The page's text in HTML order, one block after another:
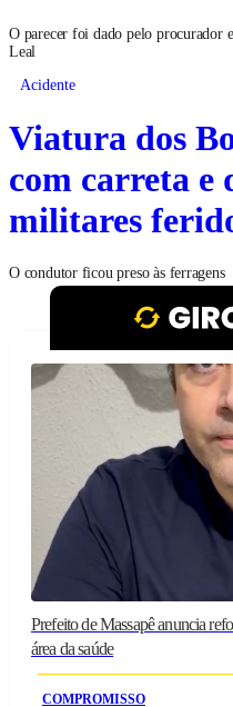
O parecer foi dado pelo procurador
Leal
Acidente
Viatura dos
com carreta e
militares
O condutor ficou preso às ferragens
Prefeito de Massapê anuncia
área da saúde
COMPROMISSO